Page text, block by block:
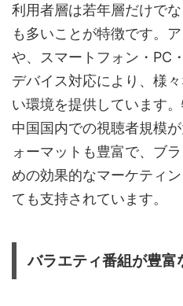
利用者層は若年層だけで
も多いことが特徴です。
や、スマートフォン・PC
デバイス対応により、様
い環境を提供しています
中国国内での視聴者規模
ォーマットも豊富で、ブ
めの効果的なマーケティ
ても支持されています。
バラエティ番組が豊